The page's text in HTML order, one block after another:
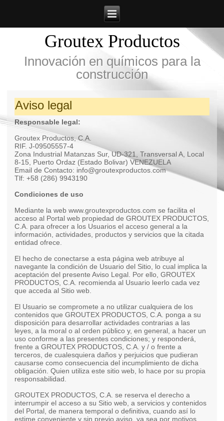
Groutex Productos
Innovación en químicos para la
construcción
Aviso legal
Responsable legal:
Groutex Productos, C.A.
RIF. J-09505557-4
Zona Industrial Matanzas Sur, UD-321, Transversal A, Local
8-15, Puerto Ordaz (Estado Bolivar) VENEZUELA
Email de Contacto: info@groutexproductos.com
Tlf: +58 (286) 9943190
Condiciones de uso
Mediante la web www.groutexproductos.com se facilita el
acceso al Portal web propiedad de GROUTEX PRODUCTOS,
C.A. para ofrecer a los Usuarios el acceso general a la
información, actividades, productos y servicios que la citada
entidad ofrece.
El hecho de conectarse a esta página web atribuye al
navegante la condición de Usuario del Sitio, lo cual implica la
aceptación del presente Aviso Legal. Por ello, GROUTEX
PRODUCTOS, C.A. recomienda al Usuario leerlo cada vez
que acceda al Sitio web.
El Usuario se compromete a no utilizar cualquiera de los
contenidos que GROUTEX PRODUCTOS, C.A. ponga a su
disposición para desarrollar actividades contrarias a las
leyes, a la moral o al orden público y, en general, a hacer un
uso conforme a las presentes condiciones; y responderá,
frente a GROUTEX PRODUCTOS, C.A. y / o frente a
terceros, de cualesquiera daños y perjuicios que pudieran
causarse como consecuencia del incumplimiento de dicha
obligación. Quien utiliza este sitio web, lo hace por su propia
responsabilidad.
GROUTEX PRODUCTOS, C.A. se reserva el derecho a
interrumpir el acceso a su Sitio web, a servicios y contenidos
del Portal, de manera temporal o definitiva, cuando así lo
estime conveniente y sin previo aviso, ya sea por motivos